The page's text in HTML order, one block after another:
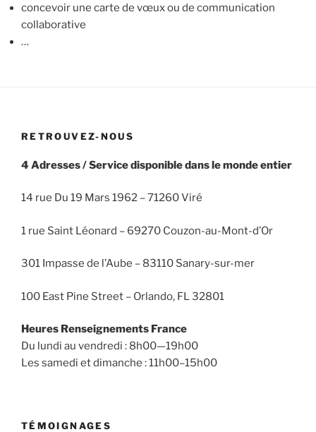
concevoir une carte de vœux ou de communication
collaborative
…
RETROUVEZ-NOUS
4 Adresses / Service disponible dans le monde entier
14 rue Du 19 Mars 1962 – 71260 Viré
1 rue Saint Léonard – 69270 Couzon-au-Mont-d’Or
301 Impasse de l’Aube – 83110 Sanary-sur-mer
100 East Pine Street – Orlando, FL 32801
Heures Renseignements France
Du lundi au vendredi : 8h00—19h00
Les samedi et dimanche : 11h00–15h00
TÉMOIGNAGES